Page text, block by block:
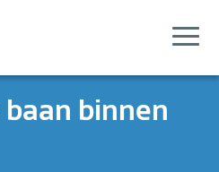
binnen